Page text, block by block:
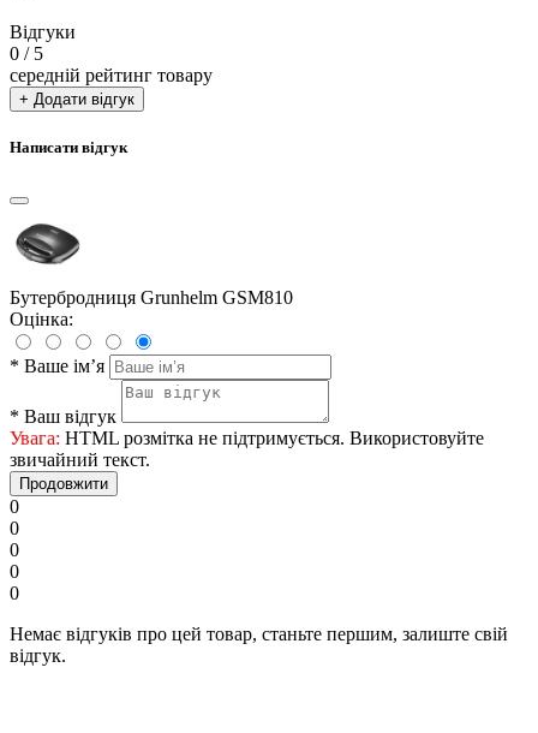
Відгуки
0 / 5
середній рейтинг товару
+ Додати відгук
Написати відгук
Бутербродниця Grunhelm GSM810
Оцінка:
* Ваше ім’я
* Ваш відгук
Увага: HTML розмітка не підтримується. Використовуйте
звичайний текст.
Продовжити
0
0
0
0
0
Немає відгуків про цей товар, станьте першим, залиште свій
відгук.